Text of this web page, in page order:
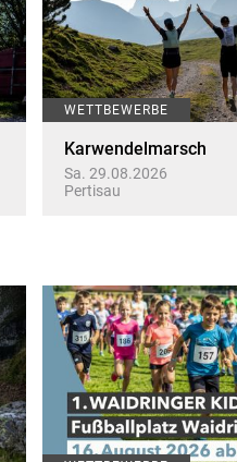
WETTBEWERBE
Karwendelmarsch
Sa. 29.08.2026
Pertisau